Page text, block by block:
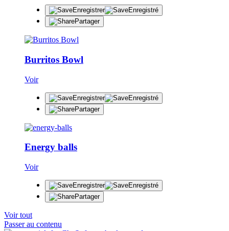
Enregistrer
Enregistré
Partager
Burritos Bowl
Voir
Enregistrer
Enregistré
Partager
Energy balls
Voir
Enregistrer
Enregistré
Partager
Voir tout
Passer au contenu